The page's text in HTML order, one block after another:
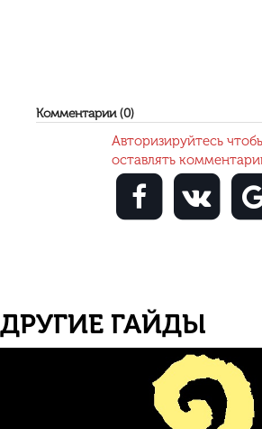
Комментарии (0)
Авторизируйтесь
оставлять
ДРУГИЕ ГАЙДЫ